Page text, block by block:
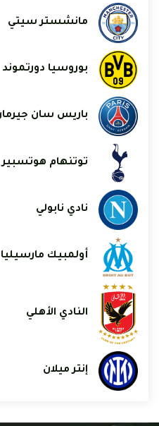
مانشستر سيتي
بوروسيا دورتموند
باريس سان
توتنهام هوتسبير
نادي نابولي
أولمبيك مارسيليا
النادي الأهلي
إنتر ميلان